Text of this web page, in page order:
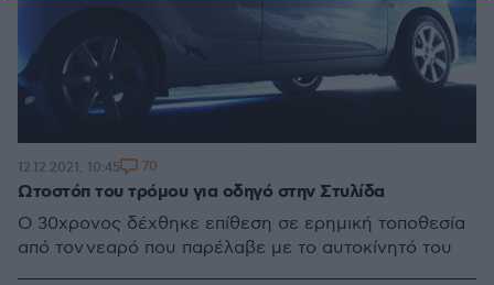
Ωτοστόπ του τρόμου για οδηγό στην Στυλίδα
O 30χρονος δέχθηκε επίθεση σε ερημική τοποθεσία
από τον νεαρό που παρέλαβε με το αυτοκίνητό του
12.12.2021, 10:45 70